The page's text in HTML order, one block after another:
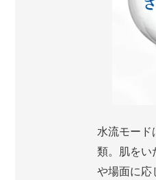
水流モード
類。肌をい
や場面に応